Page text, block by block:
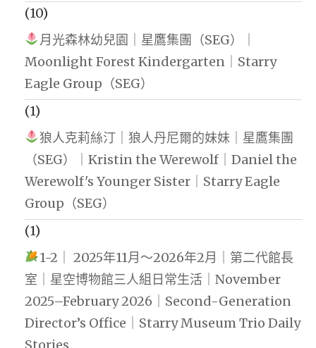
(10)
月光森林幼兒園｜星鷹集團（SEG）｜
Moonlight Forest Kindergarten｜Starry
Eagle Group（SEG）
(1)
狼人克莉絲汀｜狼人丹尼爾的妹妹｜星鷹集團
（SEG）｜Kristin the Werewolf｜Daniel the
Werewolf's Younger Sister｜Starry Eagle
Group（SEG）
(1)
1-2｜ 2025年11月～2026年2月｜第二代館長
室｜星空博物館三人組日常生活｜November
2025–February 2026｜Second-Generation
Director’s Office｜Starry Museum Trio Daily
Stories